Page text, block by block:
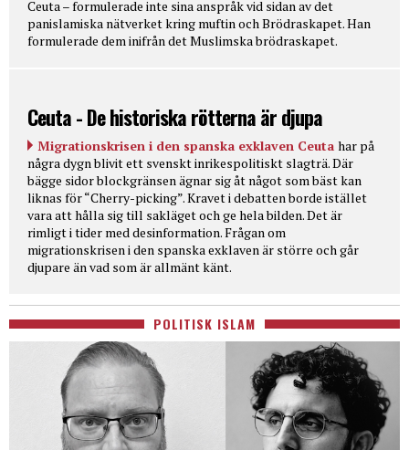
Ceuta – formulerade inte sina anspråk vid sidan av det
panislamiska nätverket kring muftin och Brödraskapet. Han
formulerade dem inifrån det Muslimska brödraskapet.
Ceuta - De historiska rötterna är djupa
Migrationskrisen i den spanska exklaven Ceuta har på
några dygn blivit ett svenskt inrikespolitiskt slagträ. Där
bägge sidor blockgränsen ägnar sig åt något som bäst kan
liknas för “Cherry-picking”. Kravet i debatten borde istället
vara att hålla sig till sakläget och ge hela bilden. Det är
rimligt i tider med desinformation. Frågan om
migrationskrisen i den spanska exklaven är större och går
djupare än vad som är allmänt känt.
POLITISK ISLAM